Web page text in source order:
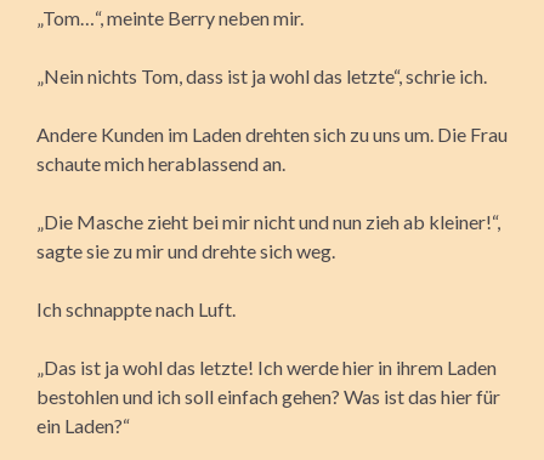
„Tom…“, meinte Berry neben mir.
„Nein nichts Tom, dass ist ja wohl das letzte“, schrie ich.
Andere Kunden im Laden drehten sich zu uns um. Die Frau
schaute mich herablassend an.
„Die Masche zieht bei mir nicht und nun zieh ab kleiner!“,
sagte sie zu mir und drehte sich weg.
Ich schnappte nach Luft.
„Das ist ja wohl das letzte! Ich werde hier in ihrem Laden
bestohlen und ich soll einfach gehen? Was ist das hier für
ein Laden?“